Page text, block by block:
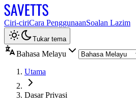
Ciri-ciriCara PenggunaanSoalan Lazim
Tukar tema
Bahasa Melayu
Utama
Dasar Privasi